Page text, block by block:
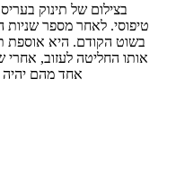
בצילום של תינוק
טיפוסי. לאחר מספר
בשוט הקודם. היא אוספת
אותו החליטה לעזוב, אחרי
אחד מהם